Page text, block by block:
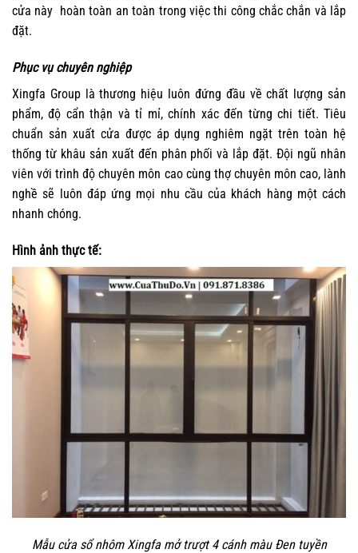
cửa này hoàn toàn an toàn trong việc thi công chắc chắn và lắp
đặt.
Phục vụ chuyên nghiệp
Xingfa Group là thương hiệu luôn đứng đầu về chất lượng sản
phẩm, độ cẩn thận và tỉ mỉ, chính xác đến từng chi tiết. Tiêu
chuẩn sản xuất cửa được áp dụng nghiêm ngặt trên toàn hệ
thống từ khâu sản xuất đến phân phối và lắp đặt. Đội ngũ nhân
viên với trình độ chuyên môn cao cùng thợ chuyên môn cao, lành
nghề sẽ luôn đáp ứng mọi nhu cầu của khách hàng một cách
nhanh chóng.
Hình ảnh thực tế:
Mẫu cửa sổ nhôm Xingfa mở trượt 4 cánh màu Đen tuyền